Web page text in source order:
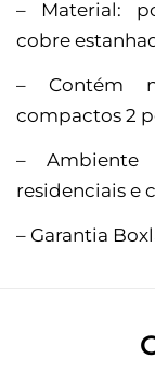
– Material:
cobre
– Contém
compactos 2
– Ambiente
residenciais e
– Garantia